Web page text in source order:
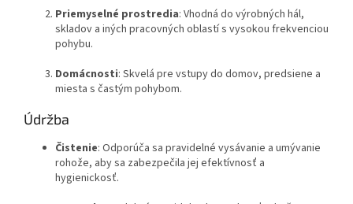
Priemyselné prostredia: Vhodná do výrobných hál,
skladov a iných pracovných oblastí s vysokou frekvenciou
pohybu.
Domácnosti: Skvelá pre vstupy do domov, predsiene a
miesta s častým pohybom.
Údržba
Čistenie: Odporúča sa pravidelné vysávanie a umývanie
rohože, aby sa zabezpečila jej efektívnosť a
hygienickosť.